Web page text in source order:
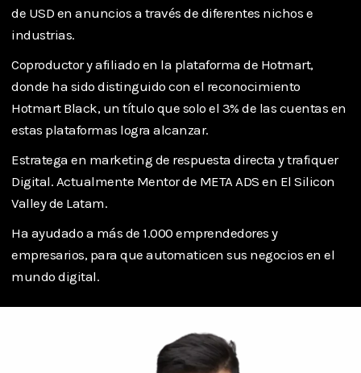
de USD en anuncios a través de diferentes nichos e
industrias.
Coproductor y afiliado en la plataforma de Hotmart,
donde ha sido distinguido con el reconocimiento
Hotmart Black, un título que solo el 3% de las cuentas en
estas plataformas logra alcanzar.
Estratega en marketing de respuesta directa y trafiquer
Digital. Actualmente Mentor de META ADS en El Silicon
Valley de Latam.
Ha ayudado a más de 1.000 emprendedores y
empresarios, para que automaticen sus negocios en el
mundo digital.